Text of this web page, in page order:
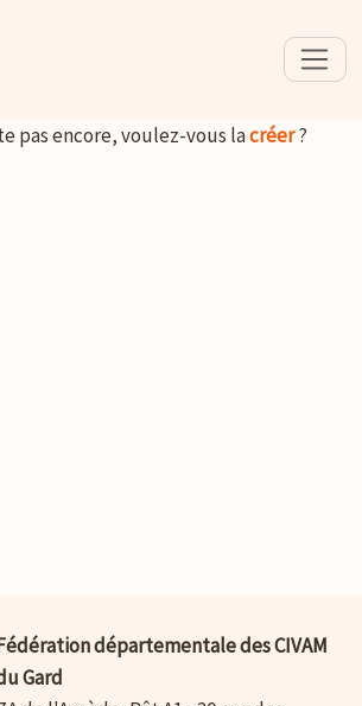
pas encore, voulez-vous lacréer?
départementale des CIVAM
Gard